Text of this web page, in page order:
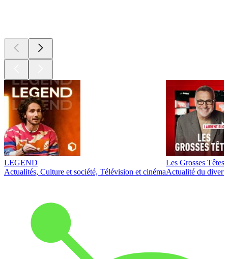
LEGEND
Actualités, Culture et société, Télévision et cinéma
Les Grosses Têtes
Actualité du